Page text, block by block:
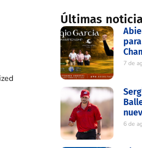
Últimas
7 de
6 de